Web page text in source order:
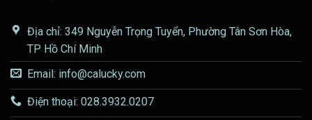
Địa chỉ: 349 Nguyễn Trọng Tuyển, Phường Tân Sơn Hòa,
TP Hồ Chí Minh
Email: info@calucky.com
Điện thoại: 028.3932.0207